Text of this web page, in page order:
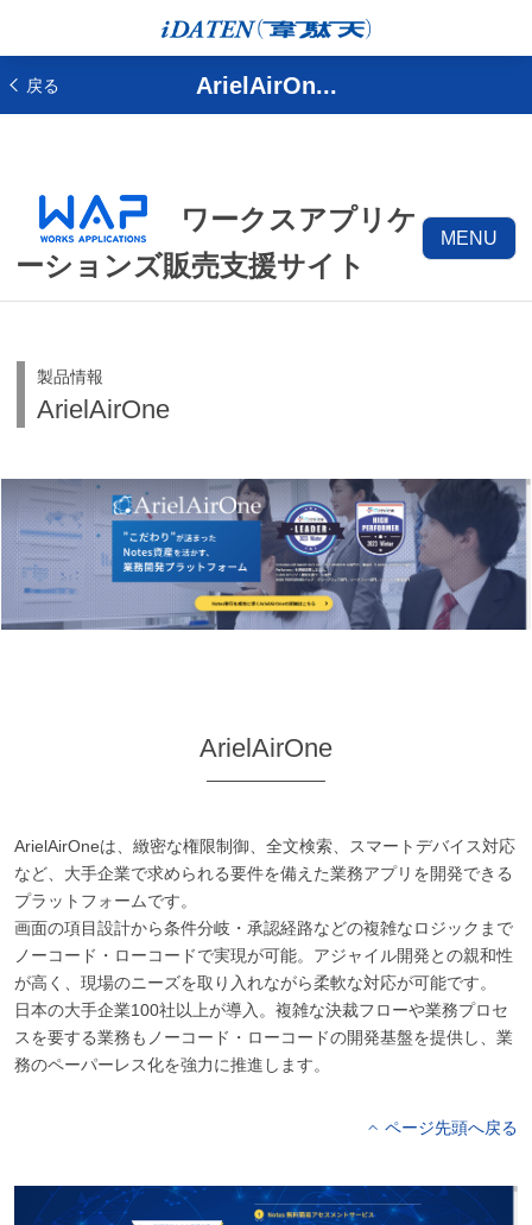
戻る ArielAirOn...
ワークスアプリケ
ーションズ販売支援サイト
MENU
製品情報
ArielAirOne
ArielAirOne
ArielAirOneは、緻密な権限制御、全文検索、スマートデバイス対応
など、大手企業で求められる要件を備えた業務アプリを開発できる
プラットフォームです。
画面の項目設計から条件分岐・承認経路などの複雑なロジックまで
ノーコード・ローコードで実現が可能。アジャイル開発との親和性
が高く、現場のニーズを取り入れながら柔軟な対応が可能です。
日本の大手企業100社以上が導入。複雑な決裁フローや業務プロセ
スを要する業務もノーコード・ローコードの開発基盤を提供し、業
務のペーパーレス化を強力に推進します。
ページ先頭へ戻る